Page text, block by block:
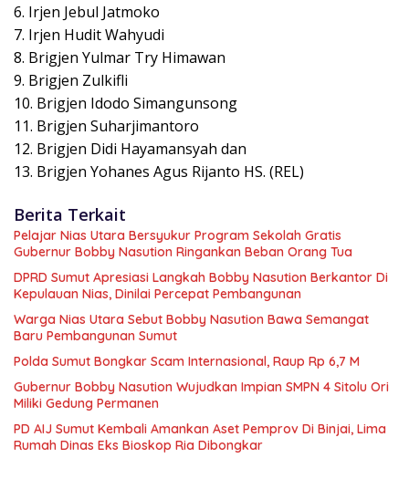
6. Irjen Jebul Jatmoko
7. Irjen Hudit Wahyudi
8. Brigjen Yulmar Try Himawan
9. Brigjen Zulkifli
10. Brigjen Idodo Simangunsong
11. Brigjen Suharjimantoro
12. Brigjen Didi Hayamansyah dan
13. Brigjen Yohanes Agus Rijanto HS. (REL)
Berita Terkait
Pelajar Nias Utara Bersyukur Program Sekolah Gratis
Gubernur Bobby Nasution Ringankan Beban Orang Tua
DPRD Sumut Apresiasi Langkah Bobby Nasution Berkantor Di
Kepulauan Nias, Dinilai Percepat Pembangunan
Warga Nias Utara Sebut Bobby Nasution Bawa Semangat
Baru Pembangunan Sumut
Polda Sumut Bongkar Scam Internasional, Raup Rp 6,7 M
Gubernur Bobby Nasution Wujudkan Impian SMPN 4 Sitolu Ori
Miliki Gedung Permanen
PD AIJ Sumut Kembali Amankan Aset Pemprov Di Binjai, Lima
Rumah Dinas Eks Bioskop Ria Dibongkar